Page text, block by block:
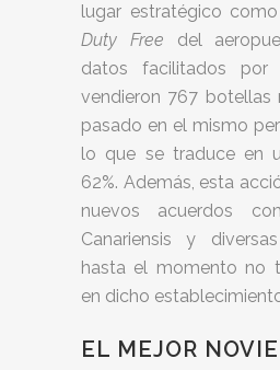
lugar estratégico
Duty Free del
datos facilitados por
vendieron 767 botellas
pasado en el mismo
lo que se traduce en
62%. Además, esta
nuevos acuerdos
Canariensis y
hasta el momento no
en dicho
EL MEJOR